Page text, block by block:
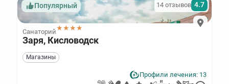
Популярный
Санаторий★★★★
14 отзывов 4.7
Заря, Кисловодск
Магазины
Профили лечения: 13